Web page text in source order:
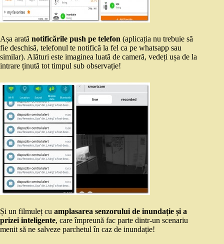
Așa arată notificările push pe telefon (aplicația nu trebuie să
fie deschisă, telefonul te notifică la fel ca pe whatsapp sau
similar). Alături este imaginea luată de cameră, vedeți ușa de la
intrare ținută tot timpul sub observație!
Și un filmuleț cu amplasarea senzorului de inundație și a
prizei inteligente, care împreună fac parte dintr-un scenariu
menit să ne salveze parchetul în caz de inundație!